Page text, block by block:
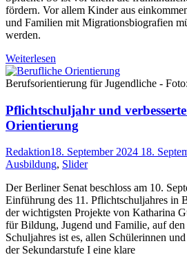
fördern. Vor allem Kinder aus
und Familien mit Migrationsbiografien
werden.
Weiterlesen
Berufsorientierung für Jugendliche -
Pflichtschuljahr und
Orientierung
Redaktion18. September 2024 18.
Ausbildung, Slider
Der Berliner Senat beschloss am 10.
Einführung des 11. Pflichtschuljahres in
der wichtigsten Projekte von Katharina
für Bildung, Jugend und Familie, auf den
Schuljahres ist es, allen Schülerinnen
der Sekundarstufe I eine klare